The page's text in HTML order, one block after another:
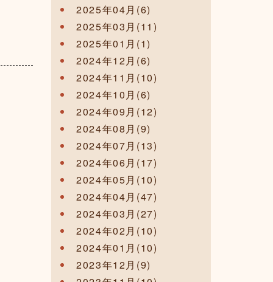
2025年04月(6)
2025年03月(11)
2025年01月(1)
2024年12月(6)
2024年11月(10)
2024年10月(6)
2024年09月(12)
2024年08月(9)
2024年07月(13)
2024年06月(17)
2024年05月(10)
2024年04月(47)
2024年03月(27)
2024年02月(10)
2024年01月(10)
2023年12月(9)